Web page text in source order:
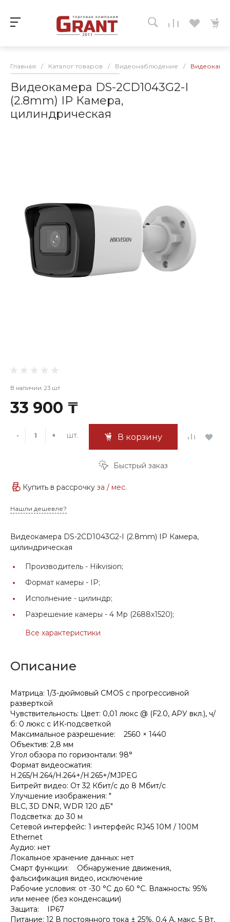
Главная / Каталог товаров / Видеонаблюдение /
Видеокамера DS-2CD1043G2-I
(2.8mm) IP Камера,
цилиндрическая
В наличии: 23 шт
33 900 ₸
- + шт. В корзину
Быстрый заказ
Купить в рассрочку за / мес.
Нашли дешевле?
Видеокамера DS-2CD1043G2-I (2.8mm) IP Камера,
цилиндрическая
Производитель - Hikvision;
Формат камеры - IP;
Исполнение - цилиндр;
Разрешение камеры - 4 Мр (2688х1520);
Все характеристики
Описание
Матрица: 1/3-дюймовый CMOS с прогрессивной
разверткой
Чувствительность: Цвет: 0,01 люкс @ (F2.0, АРУ вкл.), ч/
б: 0 люкс с ИК-подсветкой
Максимальное разрешение: 2560 × 1440
Объектив: 2,8 мм
Угол обзора по горизонтали: 98°
Формат видеосжатия:
H.265/H.264/H.264+/H.265+/MJPEG
Битрейт видео: От 32 Кбит/с до 8 Мбит/с
Улучшение изображения: "
BLC, 3D DNR, WDR 120 дБ"
Подсветка: до 30 м
Сетевой интерфейс: 1 интерфейс RJ45 10M / 100M
Ethernet
Аудио: нет
Локальное хранение данных: нет
Смарт функции: Обнаружение движения,
фальсификация видео, исключение
Рабочие условия: от -30 °C до 60 °C. Влажность: 95%
или менее (без конденсации)
Защита: IP67
Питание: 12 В постоянного тока ± 25%, 0,4 А, макс. 5 Вт,